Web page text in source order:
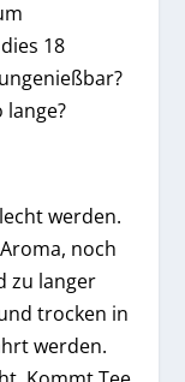
18
werden.
noch
zu langer
trocken in
werden.